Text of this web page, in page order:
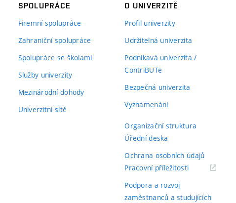
SPOLUPRÁCE
Firemní spolupráce
Zahraniční spolupráce
Spolupráce se školami
Služby univerzity
Mezinárodní dohody
Univerzitní sítě
O UNIVERZITĚ
Profil univerzity
Udržitelná univerzita
Podnikavá univerzita /
ContriBUTe
Bezpečná univerzita
Vyznamenání
Organizační struktura
Úřední deska
Ochrana osobních údajů
Pracovní příležitosti(externí
Podpora a rozvoj
zaměstnanců a studujících